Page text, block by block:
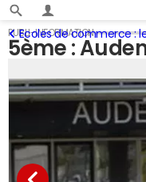
5ème :
Ecoles de commerce :